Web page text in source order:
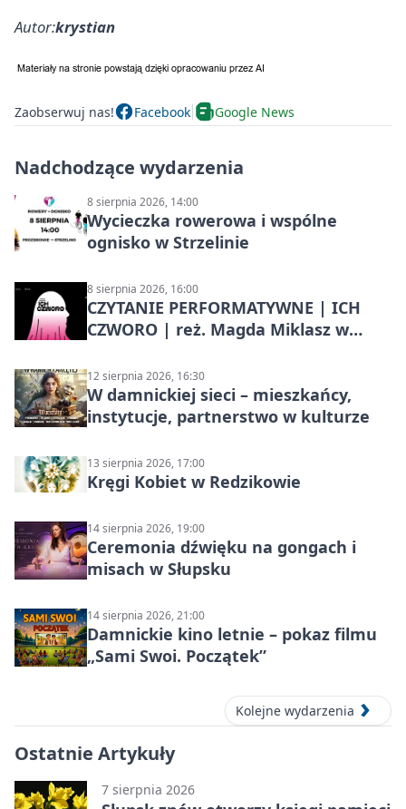
Autor:krystian
Zaobserwuj nas! Facebook Google News
Nadchodzące wydarzenia
8 sierpnia 2026, 14:00
Wycieczka rowerowa i wspólne
ognisko w Strzelinie
8 sierpnia 2026, 16:00
CZYTANIE PERFORMATYWNE | ICH
CZWORO | reż. Magda Miklasz w
12 sierpnia 2026, 16:30
W damnickiej sieci – mieszkańcy,
instytucje, partnerstwo w kulturze
13 sierpnia 2026, 17:00
Kręgi Kobiet w Redzikowie
14 sierpnia 2026, 19:00
Ceremonia dźwięku na gongach i
misach w Słupsku
14 sierpnia 2026, 21:00
Damnickie kino letnie – pokaz filmu
„Sami Swoi. Początek”
Kolejne wydarzenia
Ostatnie Artykuły
7 sierpnia 2026